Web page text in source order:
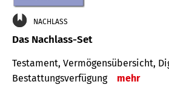
NACHLASS
Das Nachlass-Set
Testament, Vermögens­übersicht,
Bestat­tungs­ver­fügung
mehr